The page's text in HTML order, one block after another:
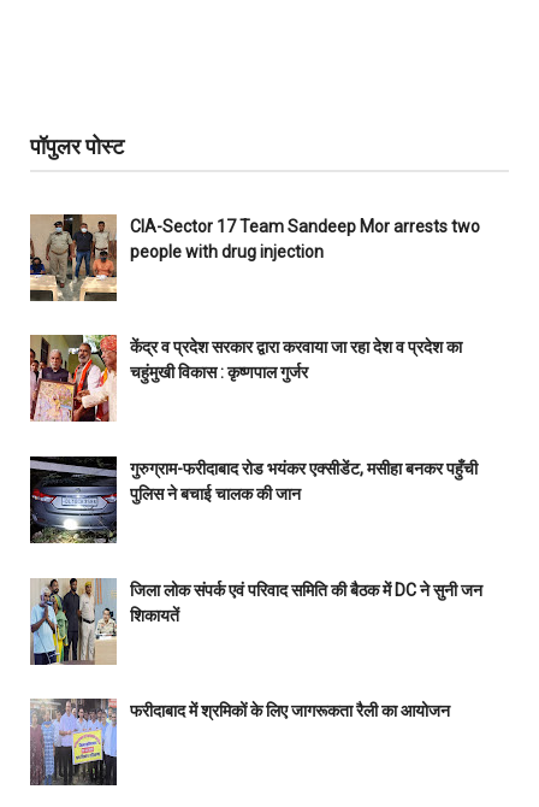
पॉपुलर पोस्ट
CIA-Sector 17 Team Sandeep Mor arrests two
people with drug injection
केंद्र व प्रदेश सरकार द्वारा करवाया जा रहा देश व प्रदेश का
चहुंमुखी विकास : कृष्णपाल गुर्जर
गुरुग्राम-फरीदाबाद रोड भयंकर एक्सीडेंट, मसीहा बनकर पहुँची
पुलिस ने बचाई चालक की जान
जिला लोक संपर्क एवं परिवाद समिति की बैठक में DC ने सुनी जन
शिकायतें
फरीदाबाद में श्रमिकों के लिए जागरूकता रैली का आयोजन